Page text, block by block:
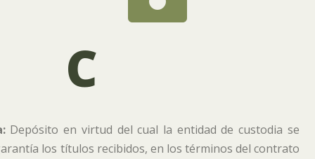
C
Depósito en virtud del cual la entidad de custodia se
los títulos recibidos, en los términos del contrato